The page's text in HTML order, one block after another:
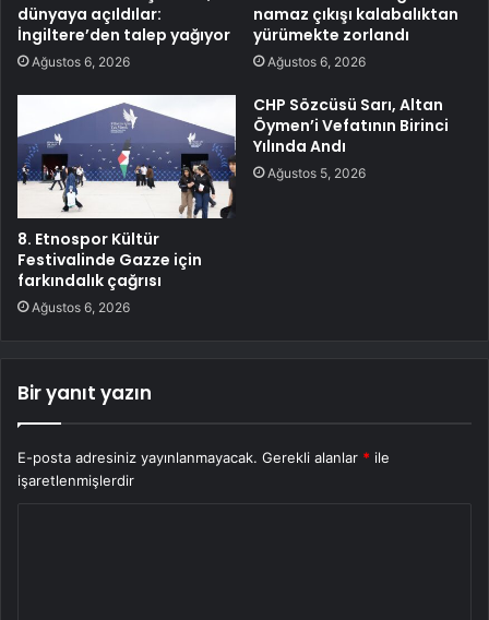
dünyaya açıldılar:
İngiltere’den talep yağıyor
Ağustos 6, 2026
namaz çıkışı kalabalıktan
yürümekte zorlandı
Ağustos 6, 2026
8. Etnospor Kültür
Festivalinde Gazze için
farkındalık çağrısı
Ağustos 6, 2026
CHP Sözcüsü Sarı, Altan
Öymen’i Vefatının Birinci
Yılında Andı
Ağustos 5, 2026
Bir yanıt yazın
E-posta adresiniz yayınlanmayacak. Gerekli alanlar * ile
işaretlenmişlerdir